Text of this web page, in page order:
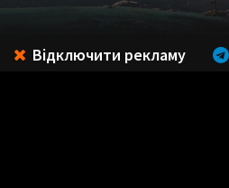
Відключити рекламу